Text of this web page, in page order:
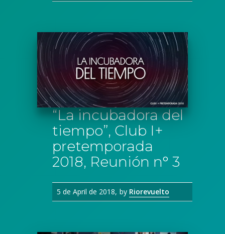
“La incubadora del
tiempo”, Club I+
pretemporada
2018, Reunión n° 3
5 de April de 2018 by Riorevuelto